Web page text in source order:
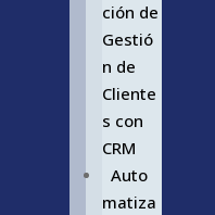
ción de
Gestió
n de
Cliente
s con
CRM
Auto
matiza